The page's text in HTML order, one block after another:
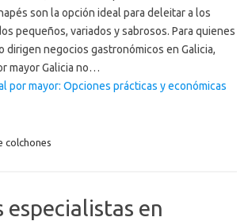
son la opción ideal para deleitar a los
pequeños, variados y sabrosos. Para quienes
dirigen negocios gastronómicos en Galicia,
mayor Galicia no…
por mayor: Opciones prácticas y económicas
colchones
especialistas en